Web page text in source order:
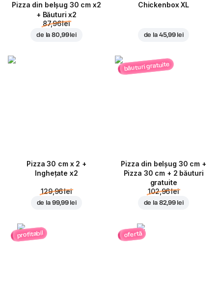
Pizza din belșug 30 cm x2
+ Băuturi x2
87,96 lei
de la80,99 lei
Chickenbox XL
de la 45,99 lei
Pizza 30 cm x 2 +
Inghețate x2
129,96 lei
de la 99,99 lei
băuturi gratuite
Pizza din belșug 30 cm +
Pizza 30 cm + 2 băuturi
gratuite
102,96 lei
de la 82,99 lei
profitabil ofertă